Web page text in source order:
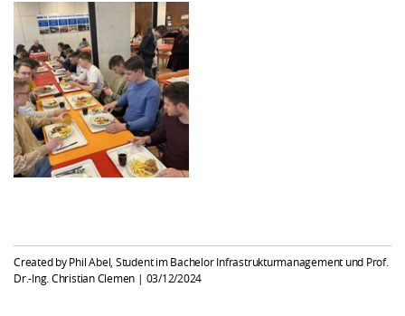
Created by Phil Abel, Student im Bachelor Infrastrukturmanagement und Prof.
Dr.-Ing. Christian Clemen | 03/12/2024